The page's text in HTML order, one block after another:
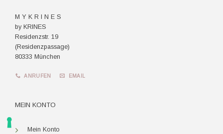
M Y K R I N E S
by KRINES
Residenzstr. 19
(Residenzpassage)
80333 München
ANRUFEN EMAIL
MEIN KONTO
Mein Konto